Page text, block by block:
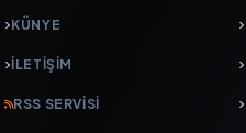
KÜNYE
İLETIŞIM
RSS SERVISI